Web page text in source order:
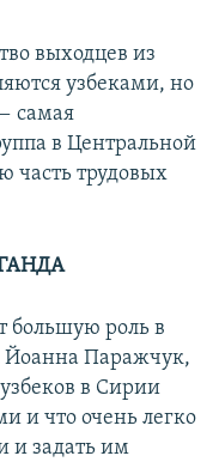
выходцев из
узбеками, но
самая
в Центральной
часть трудовых
большую роль в
Йоанна Паражчук,
в Сирии
и что очень легко
и задать им